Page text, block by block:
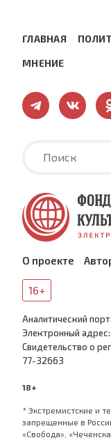
ГЛАВНАЯ
МНЕНИЕ
О проекте
16+
Аналитический
Электронный адрес:
Cвидетельство о
77-32663
18+
* Экстремистские и
запрещенные в
«Свобода»,